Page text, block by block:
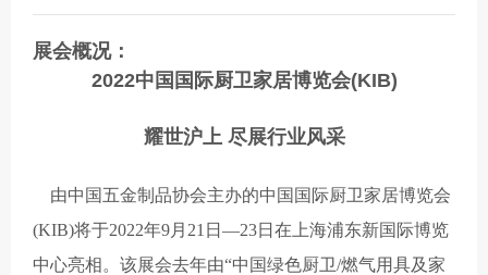
展会概况：
2022中国国际厨卫家居博览会(KIB)
耀世沪上 尽展行业风采
由中国五金制品协会主办的中国国际厨卫家居博览会
(KIB)将于2022年9月21日—23日在上海浦东新国际博览
中心亮相。该展会去年由“中国绿色厨卫/燃气用具及家